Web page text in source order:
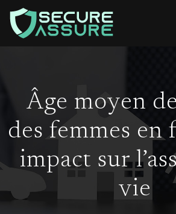
Âge moyen
des femmes en
impact sur
vie